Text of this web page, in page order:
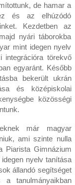
de hamar a
és az elhúzódó
Kezdetben az
nyári táborokba
mint idegen nyelv
integrációra törekvő
egyaránt. Később
bekerült ukrán
és középiskolai
közösségi
már magyar
ami szinte nulla
Piarista Gimnázium
nyelv tanítása
állandó segítséget
tanulmányaikban